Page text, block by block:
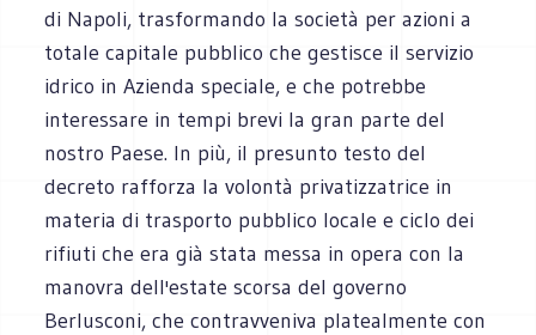
di Napoli, trasformando la società per azioni a
totale capitale pubblico che gestisce il servizio
idrico in Azienda speciale, e che potrebbe
interessare in tempi brevi la gran parte del
nostro Paese. In più, il presunto testo del
decreto rafforza la volontà privatizzatrice in
materia di trasporto pubblico locale e ciclo dei
rifiuti che era già stata messa in opera con la
manovra dell'estate scorsa del governo
Berlusconi, che contravveniva platealmente con